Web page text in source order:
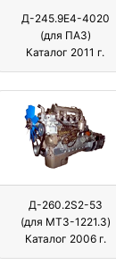
Д-245.9E4-4020
(для ПАЗ)
Каталог 2011 г.
Д-260.2S2-53
(для МТЗ-1221.3)
Каталог 2006 г.